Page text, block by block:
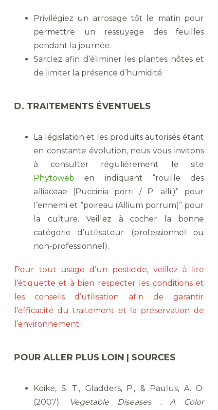
Privilégiez un arrosage tôt le matin pour
permettre un ressuyage des feuilles
pendant la journée.
Sarclez afin d’éliminer les plantes hôtes et
de limiter la présence d’humidité
D. TRAITEMENTS ÉVENTUELS
La législation et les produits autorisés étant
en constante évolution, nous vous invitons
à consulter régulièrement le site
Phytoweb en indiquant “rouille des
alliaceae (Puccinia porri / P. allii)” pour
l’ennemi et “poireau (Allium porrum)” pour
la culture. Veillez à cocher la bonne
catégorie d’utilisateur (professionnel ou
non-professionnel).
Pour tout usage d’un pesticide, veillez à lire
l’étiquette et à bien respecter les conditions et
les conseils d’utilisation afin de garantir
l’efficacité du traitement et la préservation de
l’environnement !
POUR ALLER PLUS LOIN | SOURCES
Koike, S. T., Gladders, P., & Paulus, A. O.
(2007).
Vegetable Diseases : A Color